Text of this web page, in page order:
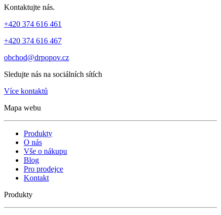
Kontaktujte nás.
+420 374 616 461
+420 374 616 467
obchod@drpopov.cz
Sledujte nás na sociálních sítích
Více kontaktů
Mapa webu
Produkty
O nás
Vše o nákupu
Blog
Pro prodejce
Kontakt
Produkty